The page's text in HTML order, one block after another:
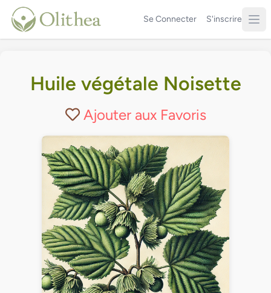
Se Connecter S'inscrire
Huile végétale Noisette
Ajouter aux Favoris